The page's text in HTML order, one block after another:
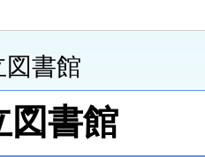
図書館
図書館